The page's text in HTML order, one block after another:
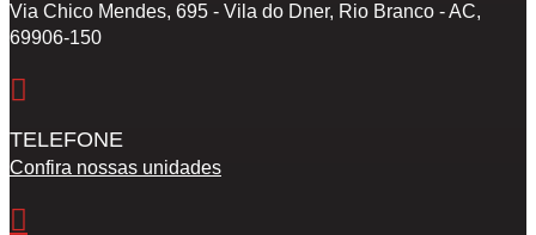
Via Chico Mendes, 695 - Vila do Dner, Rio Branco - AC,
69906-150
TELEFONE
Confira nossas unidades